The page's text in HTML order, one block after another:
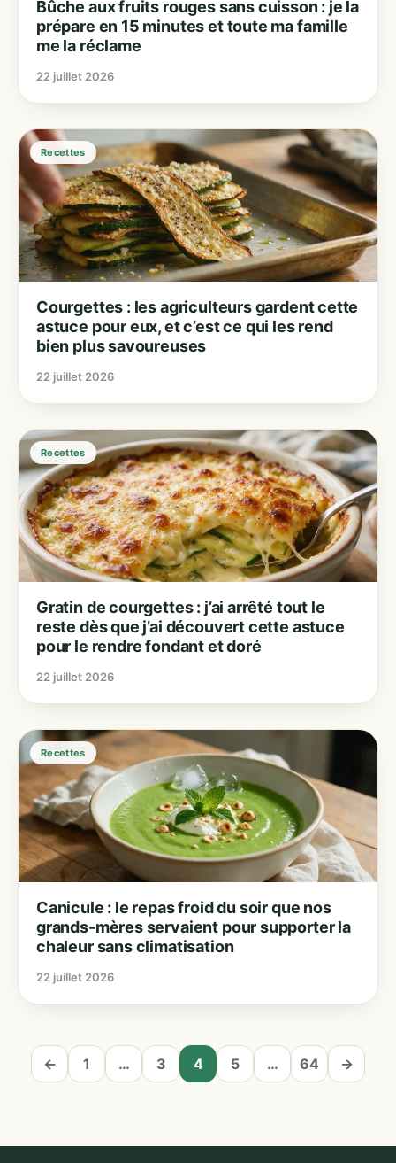
Bûche aux fruits rouges sans cuisson : je la
prépare en 15 minutes et toute ma famille
me la réclame
22 juillet 2026
Recettes
Courgettes : les agriculteurs gardent cette
astuce pour eux, et c’est ce qui les rend
bien plus savoureuses
22 juillet 2026
Recettes
Gratin de courgettes : j’ai arrêté tout le
reste dès que j’ai découvert cette astuce
pour le rendre fondant et doré
22 juillet 2026
Recettes
Canicule : le repas froid du soir que nos
grands-mères servaient pour supporter la
chaleur sans climatisation
22 juillet 2026
← 1 … 3 4 5 … 64 →